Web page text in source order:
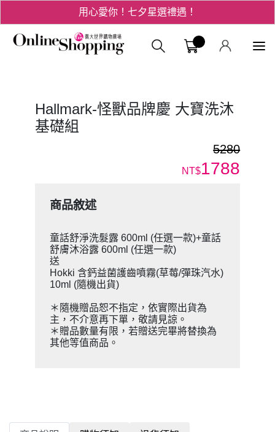
用心愛你！七夕星選禮遇！
3折起！德國工藝精品 AIGNER 流量款
爸氣十足 - 父親節精選專區
義大購物
Hallmark-怪獸品牌慶 大寶洗沐
基礎組
5280
NT$1788
商品敘述
童話舒淨洗髮露 600ml (任選一款)+童話
舒膚沐浴露 600ml (任選一款)
送
Hokki 含鈣益菌護齒噴霧(草莓/彈珠汽水)
10ml (隨機出貨)
＊隨機贈品恕不指定，依實際出貨為
主，不介意再下單，敬請見諒。
＊贈品數量有限，若贈送完畢將替換為
其他等值商品。